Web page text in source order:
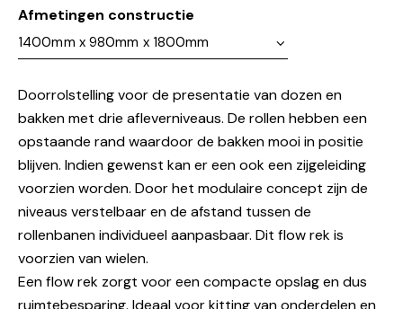
Afmetingen constructie
Doorrolstelling voor de presentatie van dozen en
bakken met drie afleverniveaus. De rollen hebben een
opstaande rand waardoor de bakken mooi in positie
blijven. Indien gewenst kan er een ook een zijgeleiding
voorzien worden. Door het modulaire concept zijn de
niveaus verstelbaar en de afstand tussen de
rollenbanen individueel aanpasbaar. Dit flow rek is
voorzien van wielen.
Een flow rek zorgt voor een compacte opslag en dus
ruimtebesparing. Ideaal voor kitting van onderdelen en